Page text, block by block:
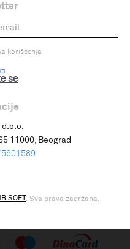
se
korišćenja
11000, Beograd
SOFT . Sva prava zadržana.